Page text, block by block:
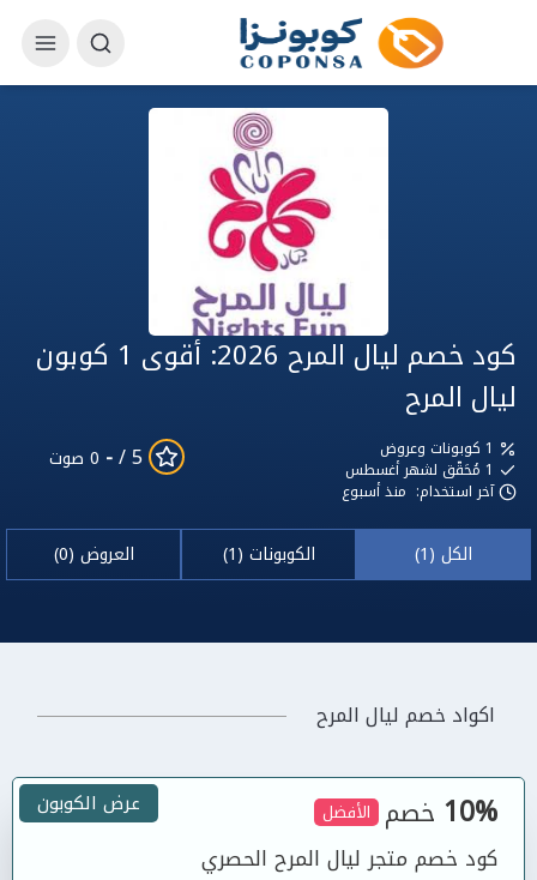
كود خصم ليال المرح 2026: أقوى 1 كوبون
ليال المرح
مُحَقّق لشهر أغسطس
آخر استخدام: منذ أسبوع
5 /
- 0 صوت
الكل (1) الكوبونات (1) العروض (0)
اكواد خصم ليال المرح
10% خصم الأفضل
كود خصم متجر ليال المرح الحصري
عرض الكوبون